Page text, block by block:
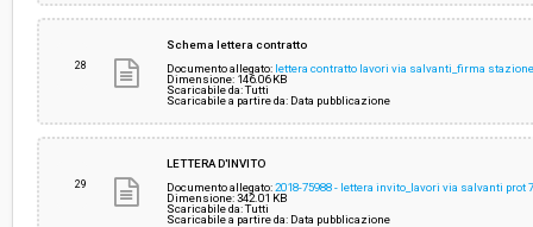
28
Schema lettera contratto
Documento allegato: lettera contratto lavori via salvanti_firma
Dimensione: 146.06 KB
Scaricabile da: Tutti
Scaricabile a partire da: Data pubblicazione
29
LETTERA D'INVITO
Documento allegato:2018-75988 - lettera invito_lavori via salvanti prot
Dimensione: 342.01 KB
Scaricabile da: Tutti
Scaricabile a partire da: Data pubblicazione